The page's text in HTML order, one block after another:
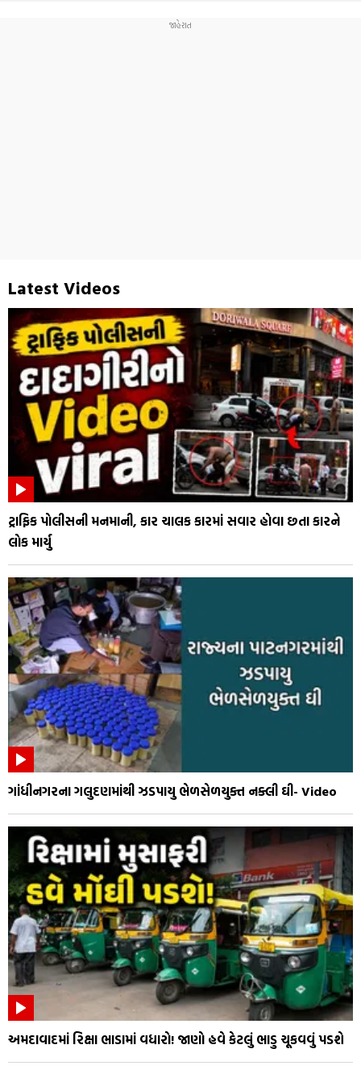
Latest Videos
ટ્રાફિક પોલીસની મનમાની, કાર ચાલક કારમાં સવાર હોવા છતા કારને
લોક માર્યુ
ગાંધીનગરના ગલુદણમાંથી ઝડપાયુ ભેળસેળયુક્ત નક્લી ઘી- Video
અમદાવાદમાં રિક્ષા ભાડામાં વધારો! જાણો હવે કેટલું ભાડુ ચૂકવવું પડશે